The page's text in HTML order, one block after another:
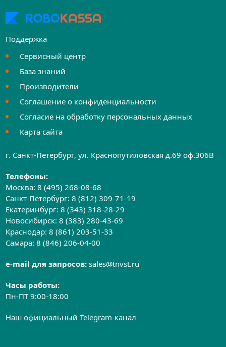
Поддержка
Сервисный центр
База знаний
Производители
Соглашение о конфиденциальности
Согласие на обработку персональных данных
Карта сайта
г. Санкт-Петербург, ул. Краснопутиловская д.69 оф.306B
Телефоны:
Москва:8 (495) 268-08-68
Санкт-Петербург:8 (812) 309-71-19
Екатеринбург:8 (343) 318-28-29
Новосибирск:8 (383) 280-43-69
Краснодар:8 (861) 203-51-33
Самара:8 (846) 206-04-00
e-mail для запросов:sales@tnvst.ru
Часы работы:
Пн-ПТ 9:00-18:00
Наш официальный Telegram-канал